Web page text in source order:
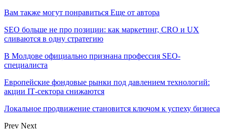
Вам также могут понравиться Еще от автора
SEO больше не про позиции: как маркетинг, CRO и UX
сливаются в одну стратегию
В Молдове официально признана профессия SEO-
специалиста
Европейские фондовые рынки под давлением технологий:
акции IT‑сектора снижаются
Локальное продвижение становится ключом к успеху бизнеса
Prev Next